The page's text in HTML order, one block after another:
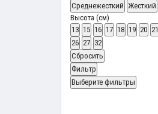
Среднежесткий Жесткий
Высота (см)
13 15 16 17 18 19 20 21
26 27 32
Сбросить
Фильтр
Выберите фильтры